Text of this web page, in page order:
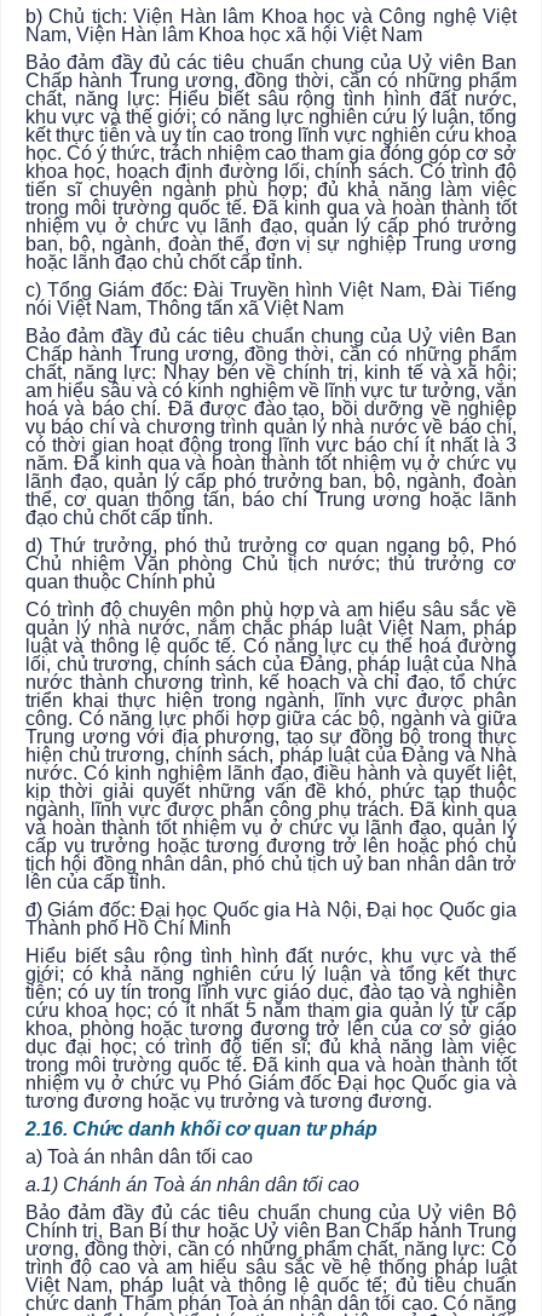
b) Chủ tịch: Viện Hàn lâm Khoa học và Công nghệ Việt
Nam, Viện Hàn lâm Khoa học xã hội Việt Nam
Bảo đảm đầy đủ các tiêu chuẩn chung của Uỷ viên Ban
Chấp hành Trung ương, đồng thời, cần có những phẩm
chất, năng lực: Hiểu biết sâu rộng tình hình đất nước,
khu vực và thế giới; có năng lực nghiên cứu lý luận, tổng
kết thực tiễn và uy tín cao trong lĩnh vực nghiên cứu khoa
học. Có ý thức, trách nhiệm cao tham gia đóng góp cơ sở
khoa học, hoạch định đường lối, chính sách. Có trình độ
tiến sĩ chuyên ngành phù hợp; đủ khả năng làm việc
trong môi trường quốc tế. Đã kinh qua và hoàn thành tốt
nhiệm vụ ở chức vụ lãnh đạo, quản lý cấp phó trưởng
ban, bộ, ngành, đoàn thể, đơn vị sự nghiệp Trung ương
hoặc lãnh đạo chủ chốt cấp tỉnh.
c) Tổng Giám đốc: Đài Truyền hình Việt Nam, Đài Tiếng
nói Việt Nam, Thông tấn xã Việt Nam
Bảo đảm đầy đủ các tiêu chuẩn chung của Uỷ viên Ban
Chấp hành Trung ương, đồng thời, cần có những phẩm
chất, năng lực: Nhạy bén về chính trị, kinh tế và xã hội;
am hiểu sâu và có kinh nghiệm về lĩnh vực tư tưởng, văn
hoá và báo chí. Đã được đào tạo, bồi dưỡng về nghiệp
vụ báo chí và chương trình quản lý nhà nước về báo chí,
có thời gian hoạt động trong lĩnh vực báo chí ít nhất là 3
năm. Đã kinh qua và hoàn thành tốt nhiệm vụ ở chức vụ
lãnh đạo, quản lý cấp phó trưởng ban, bộ, ngành, đoàn
thể, cơ quan thông tấn, báo chí Trung ương hoặc lãnh
đạo chủ chốt cấp tỉnh.
d) Thứ trưởng, phó thủ trưởng cơ quan ngang bộ, Phó
Chủ nhiệm Văn phòng Chủ tịch nước; thủ trưởng cơ
quan thuộc Chính phủ
Có trình độ chuyên môn phù hợp và am hiểu sâu sắc về
quản lý nhà nước, nắm chắc pháp luật Việt Nam, pháp
luật và thông lệ quốc tế. Có năng lực cụ thể hoá đường
lối, chủ trương, chính sách của Đảng, pháp luật của Nhà
nước thành chương trình, kế hoạch và chỉ đạo, tổ chức
triển khai thực hiện trong ngành, lĩnh vực được phân
công. Có năng lực phối hợp giữa các bộ, ngành và giữa
Trung ương với địa phương, tạo sự đồng bộ trong thực
hiện chủ trương, chính sách, pháp luật của Đảng và Nhà
nước. Có kinh nghiệm lãnh đạo, điều hành và quyết liệt,
kịp thời giải quyết những vấn đề khó, phức tạp thuộc
ngành, lĩnh vực được phân công phụ trách. Đã kinh qua
và hoàn thành tốt nhiệm vụ ở chức vụ lãnh đạo, quản lý
cấp vụ trưởng hoặc tương đương trở lên hoặc phó chủ
tịch hội đồng nhân dân, phó chủ tịch uỷ ban nhân dân trở
lên của cấp tỉnh.
đ) Giám đốc: Đại học Quốc gia Hà Nội, Đại học Quốc gia
Thành phố Hồ Chí Minh
Hiểu biết sâu rộng tình hình đất nước, khu vực và thế
giới; có khả năng nghiên cứu lý luận và tổng kết thực
tiễn; có uy tín trong lĩnh vực giáo dục, đào tạo và nghiên
cứu khoa học; có ít nhất 5 năm tham gia quản lý từ cấp
khoa, phòng hoặc tương đương trở lên của cơ sở giáo
dục đại học; có trình độ tiến sĩ; đủ khả năng làm việc
trong môi trường quốc tế. Đã kinh qua và hoàn thành tốt
nhiệm vụ ở chức vụ Phó Giám đốc Đại học Quốc gia và
tương đương hoặc vụ trưởng và tương đương.
2.16. Chức danh khối cơ quan tư pháp
a) Toà án nhân dân tối cao
a.1) Chánh án Toà án nhân dân tối cao
Bảo đảm đầy đủ các tiêu chuẩn chung của Uỷ viên Bộ
Chính trị, Ban Bí thư hoặc Uỷ viên Ban Chấp hành Trung
ương, đồng thời, cần có những phẩm chất, năng lực: Có
trình độ cao và am hiểu sâu sắc về hệ thống pháp luật
Việt Nam, pháp luật và thông lệ quốc tế; đủ tiêu chuẩn
chức danh Thẩm phán Toà án nhân dân tối cao. Có năng